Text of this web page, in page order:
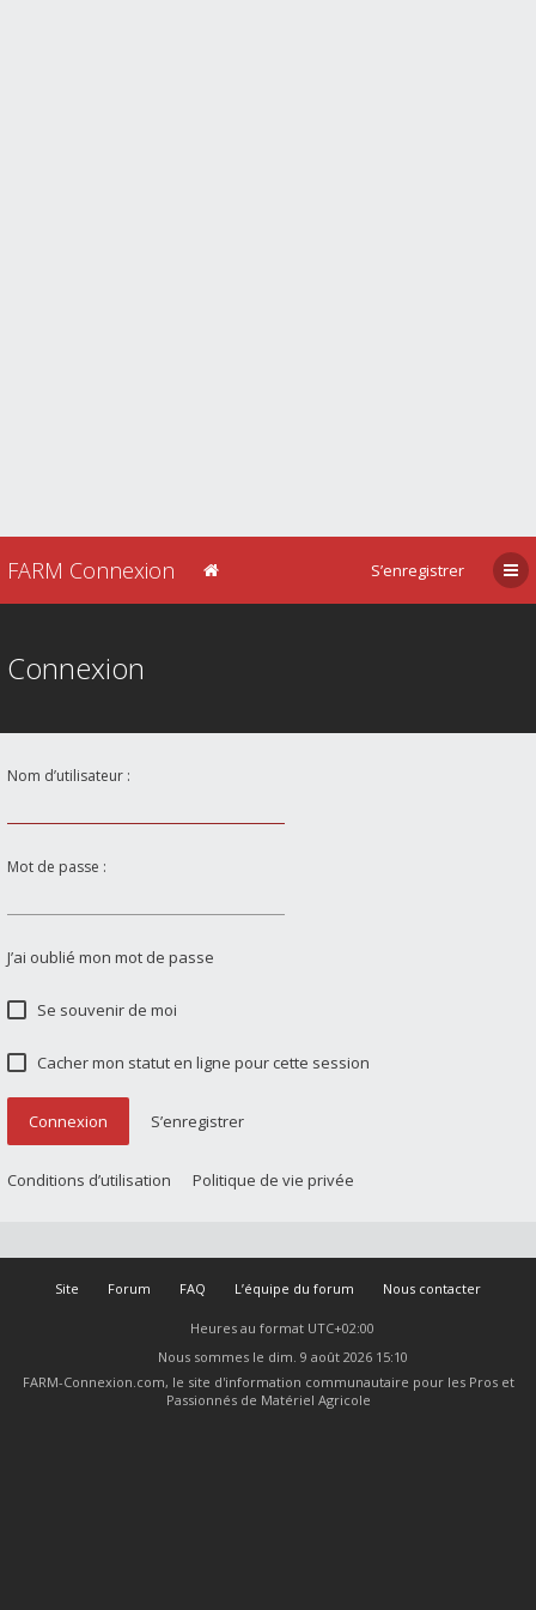
FARM Connexion S’enregistrer
Connexion
Nom d’utilisateur :
Mot de passe :
J’ai oublié mon mot de passe
Se souvenir de moi
Cacher mon statut en ligne pour cette session
Connexion S’enregistrer
Conditions d’utilisation Politique de vie privée
Site Forum FAQ L’équipe du forum Nous contacter
Heures au format UTC+02:00
Nous sommes le dim. 9 août 2026 15:10
FARM-Connexion.com, le site d'information communautaire pour les Pros et
Passionnés de Matériel Agricole